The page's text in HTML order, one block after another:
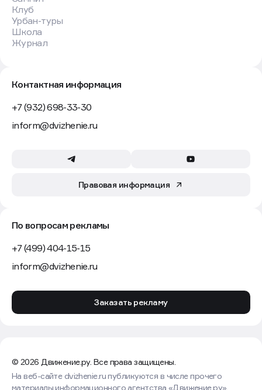
Фото: Profitbase
Цифровая экосистема Profitbase опросила
для партнерских продаж, который помогает
дополняющие друг друга требования. Девелоперы
рассчитывают на рост самостоятельности агентов,
ускорение обработки заявок и прозрачную аналитику
по каналу. Агенты — на быструю фиксацию клиентов,
и возможность бронировать лоты без лишней
коммуникации с застройщиком.
под внутренние процессы. Ключевые требования:
разграничение доступа к ассортименту;